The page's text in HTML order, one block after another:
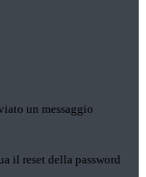
un messaggio
il reset della password